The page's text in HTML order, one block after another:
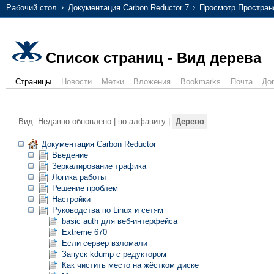
Рабочий стол Документация Carbon Reductor 7 Просмотр
Список страниц - Вид дерева
Страницы Новости Метки Вложения Bookmarks Почта
Вид: Недавно обновлено | по алфавиту | Дерево
Документация Carbon Reductor
Введение
Зеркалирование трафика
Логика работы
Решение проблем
Настройки
Руководства по Linux и сетям
basic auth для веб-интерфейса
Extreme 670
Если сервер взломали
Запуск kdump с редуктором
Как чистить место на жёстком диске